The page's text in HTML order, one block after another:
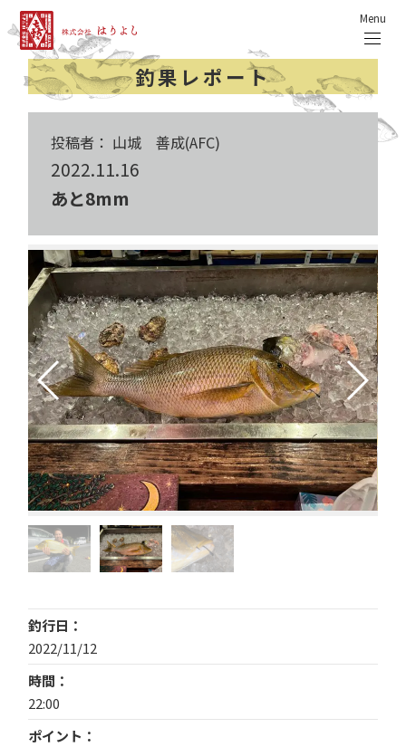
Menu
釣果レポート
投稿者： 山城 善成(AFC)
2022.11.16
あと8mm
釣行日
2022/11/12
時間
22:00
ポイント